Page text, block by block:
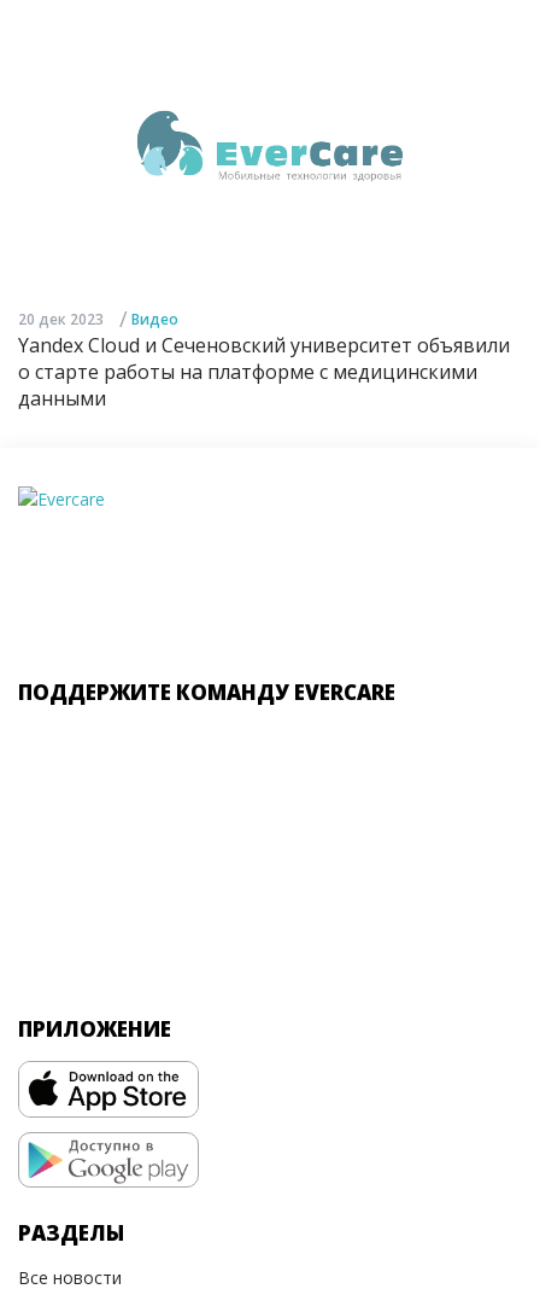
20 дек 2023 / Видео
Yandex Cloud и Сеченовский университет объявили
о старте работы на платформе с медицинскими
данными
ПОДДЕРЖИТЕ КОМАНДУ EVERCARE
ПРИЛОЖЕНИЕ
РАЗДЕЛЫ
Все новости